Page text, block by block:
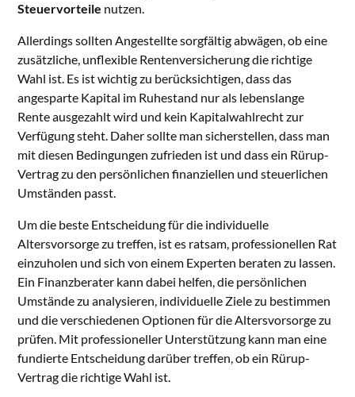
Steuervorteile nutzen.
Allerdings sollten Angestellte sorgfältig abwägen, ob eine
zusätzliche, unflexible Rentenversicherung die richtige
Wahl ist. Es ist wichtig zu berücksichtigen, dass das
angesparte Kapital im Ruhestand nur als lebenslange
Rente ausgezahlt wird und kein Kapitalwahlrecht zur
Verfügung steht. Daher sollte man sicherstellen, dass man
mit diesen Bedingungen zufrieden ist und dass ein Rürup-
Vertrag zu den persönlichen finanziellen und steuerlichen
Umständen passt.
Um die beste Entscheidung für die individuelle
Altersvorsorge zu treffen, ist es ratsam, professionellen Rat
einzuholen und sich von einem Experten beraten zu lassen.
Ein Finanzberater kann dabei helfen, die persönlichen
Umstände zu analysieren, individuelle Ziele zu bestimmen
und die verschiedenen Optionen für die Altersvorsorge zu
prüfen. Mit professioneller Unterstützung kann man eine
fundierte Entscheidung darüber treffen, ob ein Rürup-
Vertrag die richtige Wahl ist.